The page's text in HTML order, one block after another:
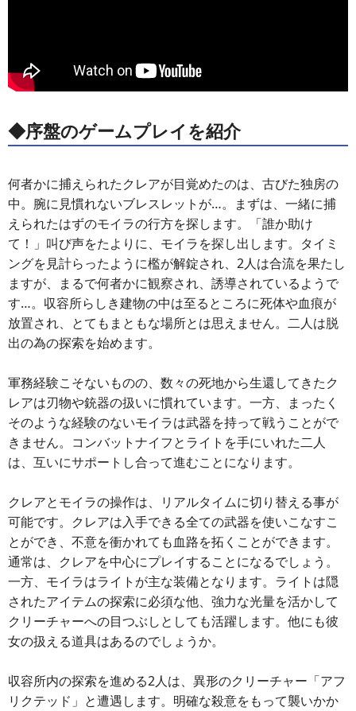
◆序盤のゲームプレイを紹介
何者かに捕えられたクレアが目覚めたのは、古びた独房の
中。腕に見慣れないブレスレットが…。まずは、一緒に捕
えられたはずのモイラの行方を探します。「誰か助け
て！」叫び声をたよりに、モイラを探し出します。タイミ
ングを見計らったように檻が解錠され、2人は合流を果たし
ますが、まるで何者かに観察され、誘導されているようで
す…。収容所らしき建物の中は至るところに死体や血痕が
放置され、とてもまともな場所とは思えません。二人は脱
出の為の探索を始めます。
軍務経験こそないものの、数々の死地から生還してきたク
レアは刃物や銃器の扱いに慣れています。一方、まったく
そのような経験のないモイラは武器を持って戦うことがで
きません。コンバットナイフとライトを手にいれた二人
は、互いにサポートし合って進むことになります。
クレアとモイラの操作は、リアルタイムに切り替える事が
可能です。クレアは入手できる全ての武器を使いこなすこ
とができ、不意を衝かれても血路を拓くことができます。
通常は、クレアを中心にプレイすることになるでしょう。
一方、モイラはライトが主な装備となります。ライトは隠
されたアイテムの探索に必須な他、強力な光量を活かして
クリーチャーへの目つぶしとしても活躍します。他にも彼
女の扱える道具はあるのでしょうか。
収容所内の探索を進める2人は、異形のクリーチャー「アフ
リクテッド」と遭遇します。明確な殺意をもって襲いかか